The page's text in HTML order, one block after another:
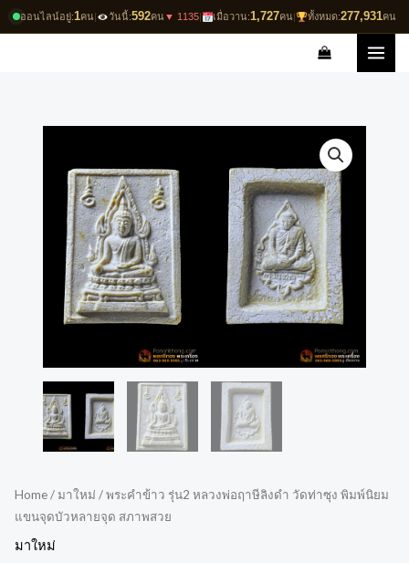
ออนไลน์อยู่:1คน| วันนี้:592คน▼ 1135| เมื่อวาน:1,727คน| ทั้งหมด:277,931คน
Skip
to
Home/ มาใหม่ / พระคำข้าว รุ่น2 หลวงพ่อฤาษีลิงดำ วัดท่าซุง พิมพ์นิยม
แขนจุดบัวหลายจุด สภาพสวย
มาใหม่